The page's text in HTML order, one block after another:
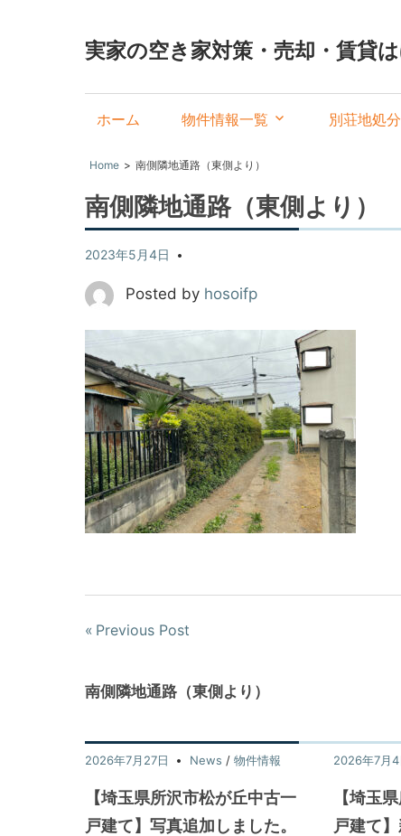
実家の空き家対策・売却・賃貸
ホーム 物件情報一覧 別荘地処
Home 南側隣地通路（東側より）
南側隣地通路（東側より）
2023年5月4日
Posted by hosoifp
Previous Post
南側隣地通路（東側より）
2026年7月27日 News /物件情報
【埼玉県所沢市松が丘中古一
戸建て】写真追加しました。
2026年7月4
【埼玉
戸建て